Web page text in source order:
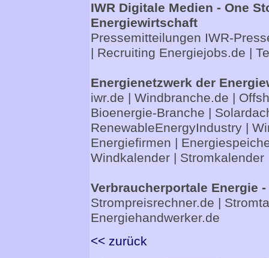
IWR Digitale Medien - One
Energiewirtschaft
Pressemitteilungen IWR-
| Recruiting Energiejobs.de |
Energienetzwerk der
iwr.de | Windbranche.de |
Bioenergie-Branche |
RenewableEnergyIndustry|
Energiefirmen |
Windkalender| Stromkalender
Verbraucherportale Energie
Strompreisrechner.de |
Energiehandwerker.de
<< zurück